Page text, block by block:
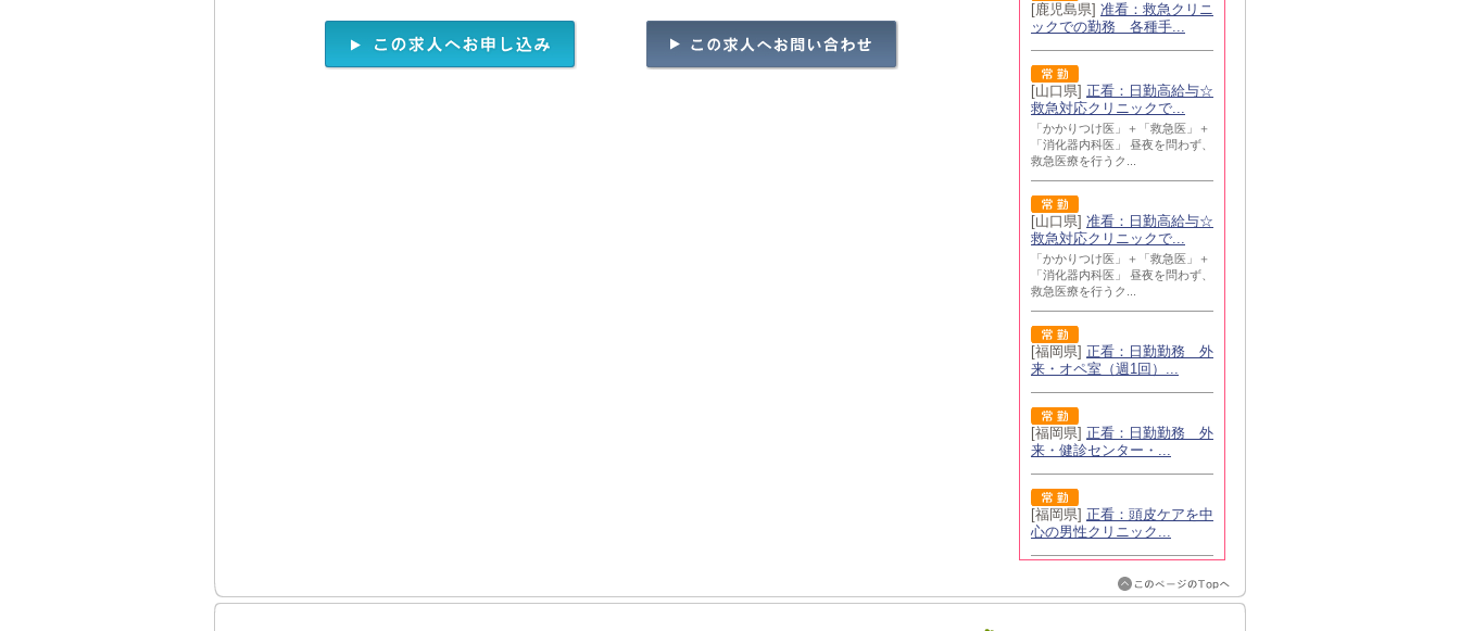
[鹿児島県] 准看：救急クリニ
ックでの勤務 各種手...
[山口県] 正看：日勤高給与☆
救急対応クリニックで...
「かかりつけ医」＋「救急医」＋
「消化器内科医」 昼夜を問わず、
救急医療を行うク...
[山口県] 准看：日勤高給与☆
救急対応クリニックで...
「かかりつけ医」＋「救急医」＋
「消化器内科医」 昼夜を問わず、
救急医療を行うク...
[福岡県] 正看：日勤勤務 外
来・オペ室（週1回）...
[福岡県] 正看：日勤勤務 外
来・健診センター・...
[福岡県] 正看：頭皮ケアを中
心の男性クリニック...